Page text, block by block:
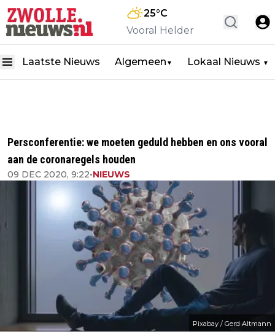
25°C
Vooral Helder
Laatste Nieuws Algemeen ▼ Lokaal Nieuws ▼
Persconferentie: we moeten geduld hebben en ons vooral
aan de coronaregels houden
09 DEC 2020, 9:22•NIEUWS
Pixabay / Gerd Altmann